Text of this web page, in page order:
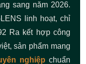
sang năm 2026.
linh hoạt, chỉ
Ra kết hợp công
sản phẩm mang
nghiệp chuẩn